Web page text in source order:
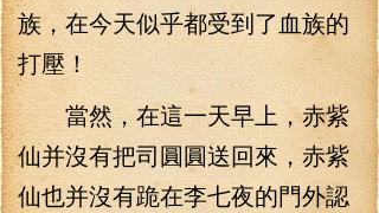
族，在今天似乎都受到了血族的
打壓！
當然，在這一天早上，赤紫
仙并沒有把司圓圓送回來，赤紫
仙也并沒有跪在李七夜的門外認